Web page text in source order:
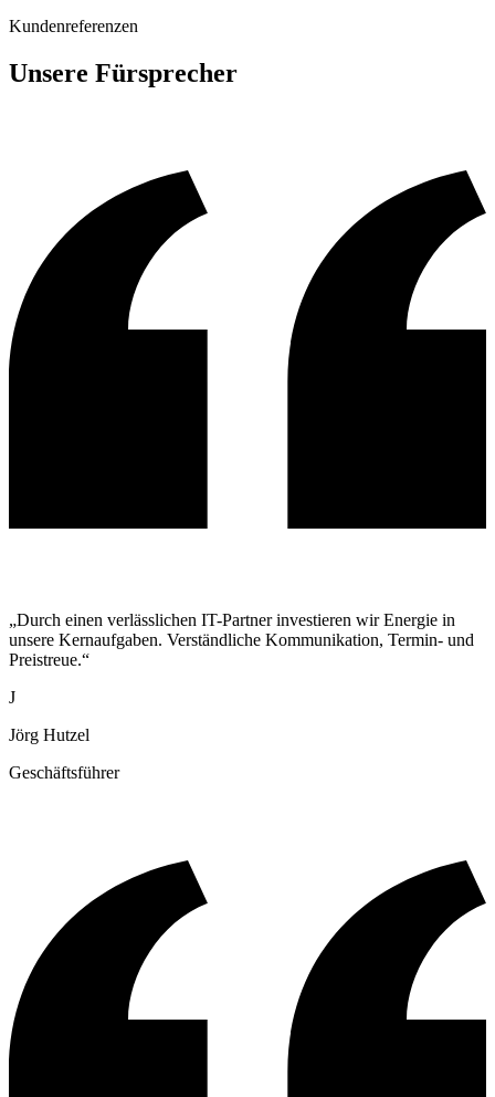
Kundenreferenzen
Unsere Fürsprecher
„Durch einen verlässlichen IT-Partner investieren wir Energie in
unsere Kernaufgaben. Verständliche Kommunikation, Termin- und
Preistreue.“
J
Jörg Hutzel
Geschäftsführer